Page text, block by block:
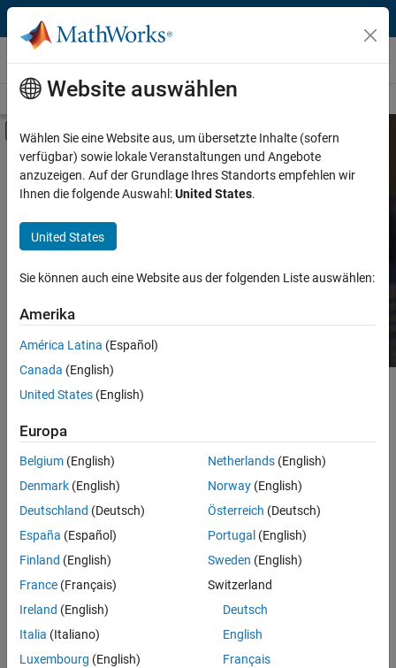
Weiter zum Inhalt
Bücher zu MATLAB und Simulink
Bücher - Übersicht Suche Teilnehmen am Buchprogramm
Umschaltung für Off-Canvas-
Kategorie
Sprache
Suchen Sie nach MATLAB
und Simulink-basierten
Finden Sie Bücher mit Theorien, Beispielen aus der
Hauptinhalt
Suche
Sortieren nach
Website auswählen
Wählen Sie eine Website aus, um übersetzte Inhalte (sofern
verfügbar) sowie lokale Veranstaltungen und Angebote
anzuzeigen. Auf der Grundlage Ihres Standorts empfehlen wir
Ihnen die folgende Auswahl:United States.
United States
Sie können auch eine Website aus der folgenden Liste auswählen:
Amerika
América Latina (Español)
Canada (English)
United States (English)
Europa
Belgium (English)
Denmark (English)
Deutschland (Deutsch)
España (Español)
Finland (English)
France (Français)
Ireland (English)
Italia (Italiano)
Luxembourg (English)
Netherlands(English)
Norway(English)
Österreich (Deutsch)
Portugal (English)
Sweden (English)
Switzerland
Deutsch
English
Français